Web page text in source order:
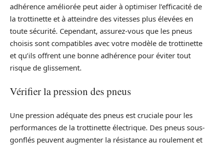
adhérence améliorée peut aider à optimiser l’efficacité de
la trottinette et à atteindre des vitesses plus élevées en
toute sécurité. Cependant, assurez-vous que les pneus
choisis sont compatibles avec votre modèle de trottinette
et qu’ils offrent une bonne adhérence pour éviter tout
risque de glissement.
Vérifier la pression des pneus
Une pression adéquate des pneus est cruciale pour les
performances de la trottinette électrique. Des pneus sous-
gonflés peuvent augmenter la résistance au roulement et